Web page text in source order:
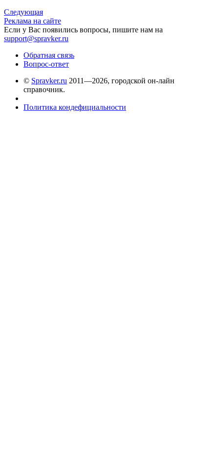
Следующая
Реклама на сайте
Если у Вас появились вопросы, пишите нам на
support@spravker.ru
Обратная связь
Вопрос-ответ
© Spravker.ru 2011—2026, городской он-лайн
справочник.
Политика кондефициальности